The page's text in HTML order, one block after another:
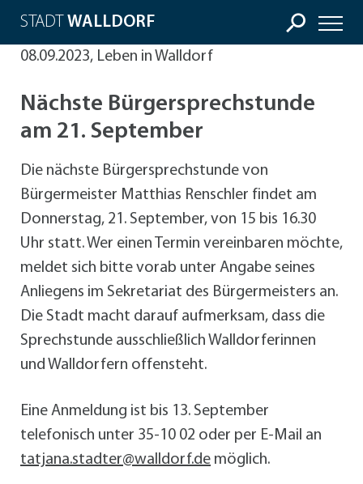
STADT WALLDORF
08.09.2023, Leben in Walldorf
Nächste Bürgersprechstunde
am 21. September
Die nächste Bürgersprechstunde von
Bürgermeister Matthias Renschler findet am
Donnerstag, 21. September, von 15 bis 16.30
Uhr statt. Wer einen Termin vereinbaren möchte,
meldet sich bitte vorab unter Angabe seines
Anliegens im Sekretariat des Bürgermeisters an.
Die Stadt macht darauf aufmerksam, dass die
Sprechstunde ausschließlich Walldorferinnen
und Walldorfern offensteht.
Eine Anmeldung ist bis 13. September
telefonisch unter 35-10 02 oder per E-Mail an
tatjana.stadter@walldorf.de möglich.